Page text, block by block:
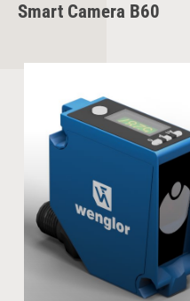
Smart Camera B60